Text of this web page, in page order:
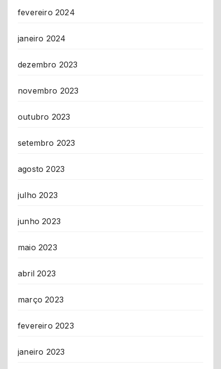
fevereiro 2024
janeiro 2024
dezembro 2023
novembro 2023
outubro 2023
setembro 2023
agosto 2023
julho 2023
junho 2023
maio 2023
abril 2023
março 2023
fevereiro 2023
janeiro 2023